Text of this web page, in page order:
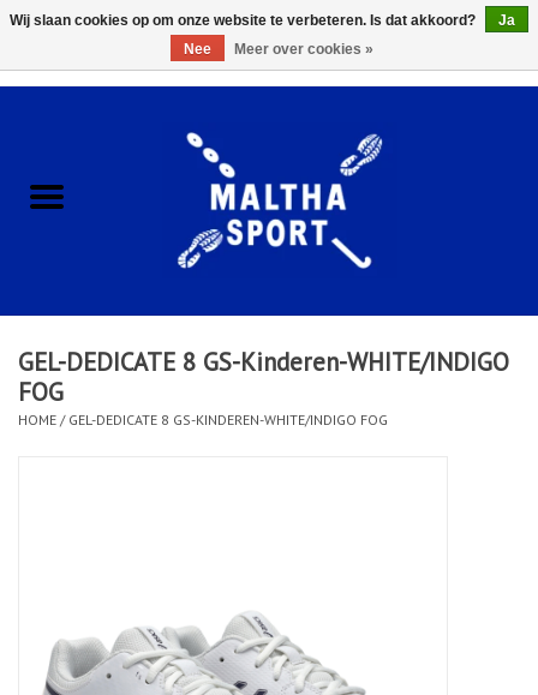
ACCESSOIRES/HARDWARE
KLEDING
CLUBSHOPS
Merken
GEL-DEDICATE 8 GS-Kinderen-WHITE/INDIGO
FOG
HOME / GEL-DEDICATE 8 GS-KINDEREN-WHITE/INDIGO FOG
Wij slaan cookies op om onze website te verbeteren. Is dat akkoord?
Ja
Nee
Meer over cookies »